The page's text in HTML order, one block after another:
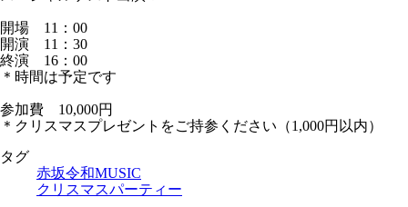
開場 11：00
開演 11：30
終演 16：00
＊時間は予定です
参加費 10,000円
＊クリスマスプレゼントをご持参ください（1,000円以内）
タグ
赤坂令和MUSIC
クリスマスパーティー